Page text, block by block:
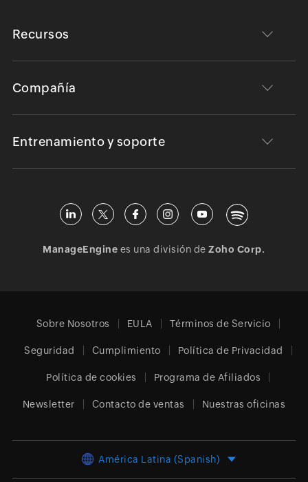
Recursos
Compañía
Entrenamiento y soporte
ManageEngine es una división deZoho Corp.
Sobre Nosotros EULA Términos de Servicio
Seguridad Cumplimiento Política de Privacidad
Política de cookies Programa de Afiliados
Newsletter Contacto de ventas Nuestras oficinas
América Latina (Spanish)